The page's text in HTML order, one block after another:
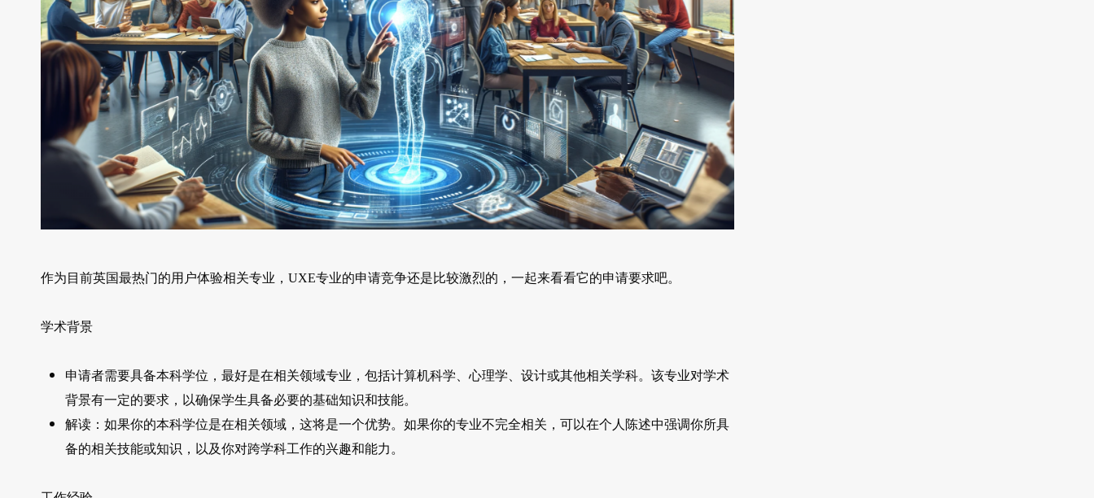
作为目前英国最热门的用户体验相关专业，UXE专业的申请竞争还是比较激烈的，一起来看看它的申请要求吧。
学术背景
申请者需要具备本科学位，最好是在相关领域专业，包括计算机科学、心理学、设计或其他相关学科。该专业对学术
背景有一定的要求，以确保学生具备必要的基础知识和技能。
解读：如果你的本科学位是在相关领域，这将是一个优势。如果你的专业不完全相关，可以在个人陈述中强调你所具
备的相关技能或知识，以及你对跨学科工作的兴趣和能力。